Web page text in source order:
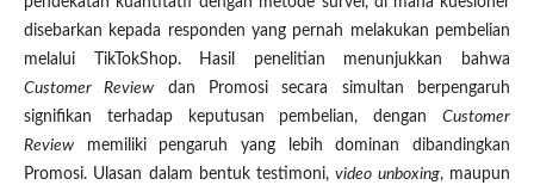
disebarkan kepada responden yang pernah melakukan pembelian
melalui TikTokShop. Hasil penelitian menunjukkan bahwa
Customer Review dan Promosi secara simultan berpengaruh
signifikan terhadap keputusan pembelian, denganCustomer
Reviewmemiliki pengaruh yang lebih dominan dibandingkan
Promosi. Ulasan dalam bentuk testimoni,video unboxing, maupun